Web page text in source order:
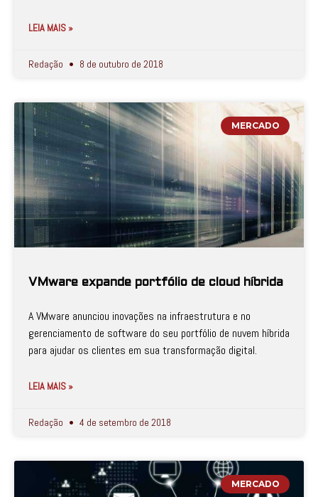
LEIA MAIS »
Redação 8 de outubro de 2018
MERCADO
VMware expande portfólio de cloud híbrida
A VMware anunciou inovações na infraestrutura e no
gerenciamento de software do seu portfólio de nuvem híbrida
para ajudar os clientes em sua transformação digital.
LEIA MAIS »
Redação 4 de setembro de 2018
MERCADO